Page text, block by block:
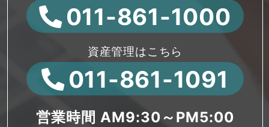
011-861-1000
資産管理はこちら
011-861-1091
営業時間 AM9:30～PM5:00